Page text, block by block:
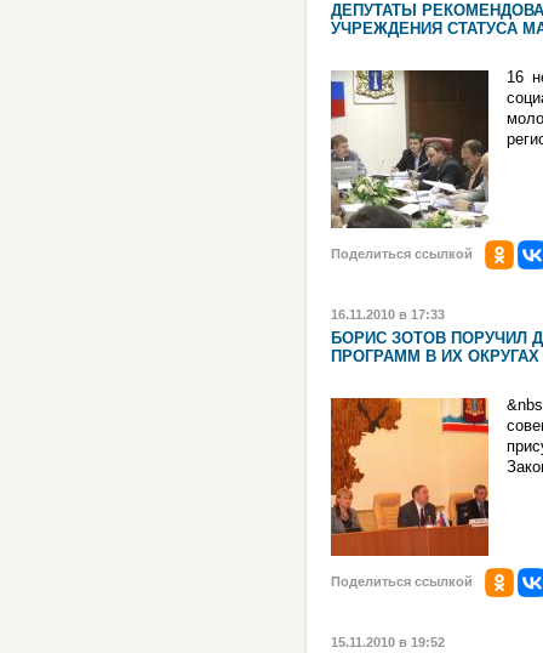
ДЕПУТАТЫ
УЧРЕЖДЕНИЯ СТАТУСА
16
Поделиться ссылкой
16.11.2010 в 17:33
БОРИС ЗОТОВ ПОРУЧИЛ
ПРОГРАММ В ИХ ОКРУГАХ
Поделиться ссылкой
15.11.2010 в 19:52